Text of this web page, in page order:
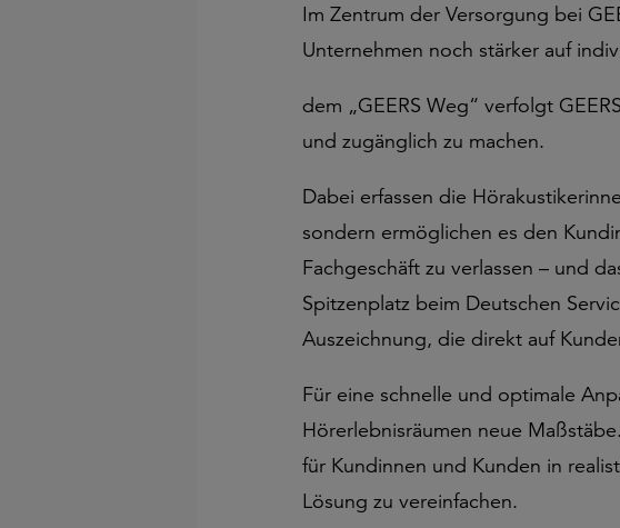
Im Zentrum der Versorgung bei
Unternehmen noch stärker auf
dem „GEERS Weg“ verfolgt
und zugänglich zu machen.
Dabei erfassen die
sondern ermöglichen es den
Fachgeschäft zu verlassen – und
Spitzenplatz beim Deutschen
Auszeichnung, die direkt auf
Für eine schnelle und optimale
Hörerlebnisräumen neue
für Kundinnen und Kunden in
Lösung zu vereinfachen.